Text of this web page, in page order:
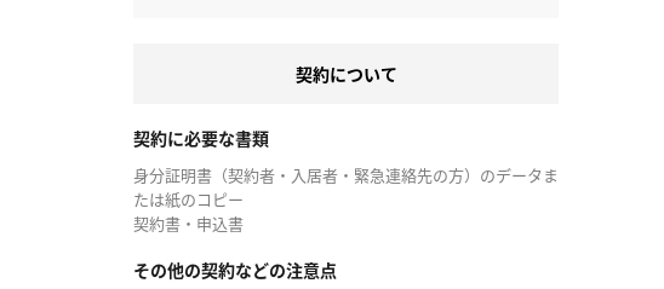
契約について
契約に必要な書類
身分証明書（契約者・入居者・緊急連絡先の方）のデータま
たは紙のコピー
契約書・申込書
その他の契約などの注意点